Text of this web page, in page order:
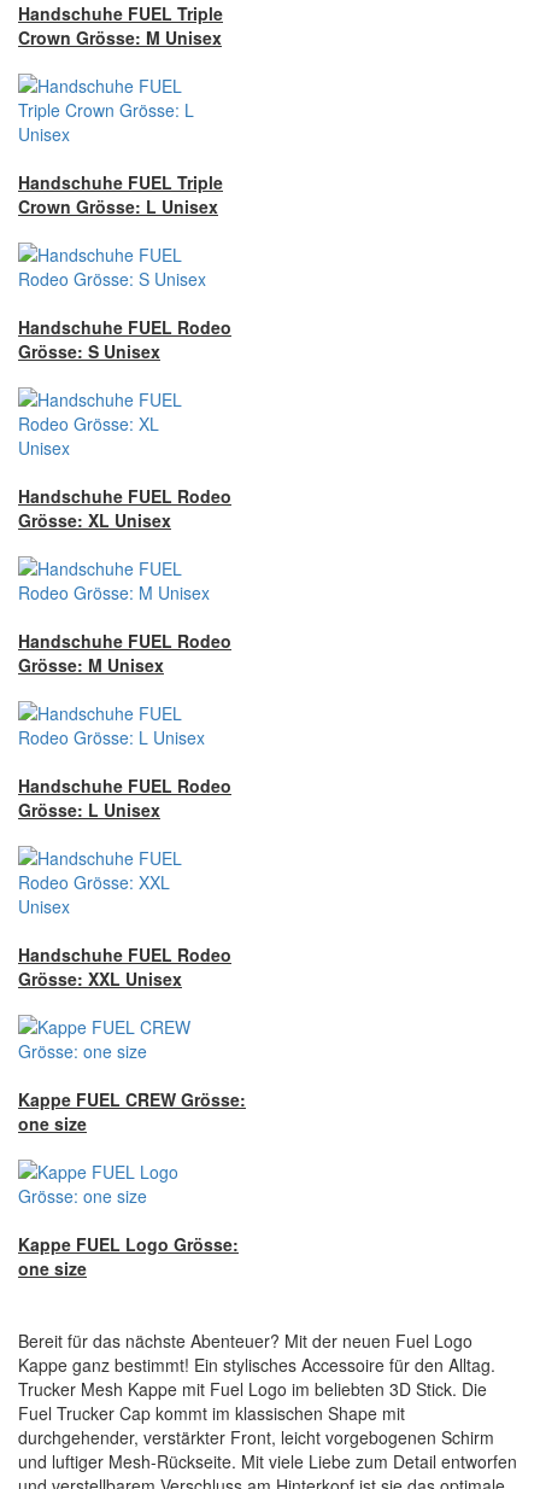
Handschuhe FUEL Triple
Crown Grösse: M Unisex
Handschuhe FUEL Triple
Crown Grösse: L Unisex
Handschuhe FUEL Rodeo
Grösse: S Unisex
Handschuhe FUEL Rodeo
Grösse: XL Unisex
Handschuhe FUEL Rodeo
Grösse: M Unisex
Handschuhe FUEL Rodeo
Grösse: L Unisex
Handschuhe FUEL Rodeo
Grösse: XXL Unisex
Kappe FUEL CREW Grösse:
one size
Kappe FUEL Logo Grösse:
one size
Bereit für das nächste Abenteuer? Mit der neuen Fuel Logo
Kappe ganz bestimmt! Ein stylisches Accessoire für den Alltag.
Trucker Mesh Kappe mit Fuel Logo im beliebten 3D Stick. Die
Fuel Trucker Cap kommt im klassischen Shape mit
durchgehender, verstärkter Front, leicht vorgebogenen Schirm
und luftiger Mesh-Rückseite. Mit viele Liebe zum Detail entworfen